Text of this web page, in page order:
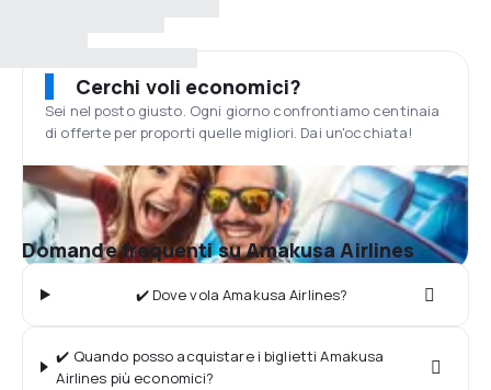
Cerchi voli economici?
Sei nel posto giusto. Ogni giorno confrontiamo centinaia
di offerte per proporti quelle migliori. Dai un'occhiata!
Domande frequenti su Amakusa Airlines
✔️ Dove vola Amakusa Airlines?
✔️ Quando posso acquistare i biglietti Amakusa
Airlines più economici?